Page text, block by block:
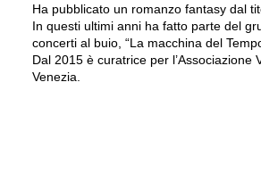
Ha pubblicato un romanzo fantasy dal
In questi ultimi anni ha fatto parte del
concerti al buio, “La macchina del
Dal 2015 è curatrice per
Venezia.